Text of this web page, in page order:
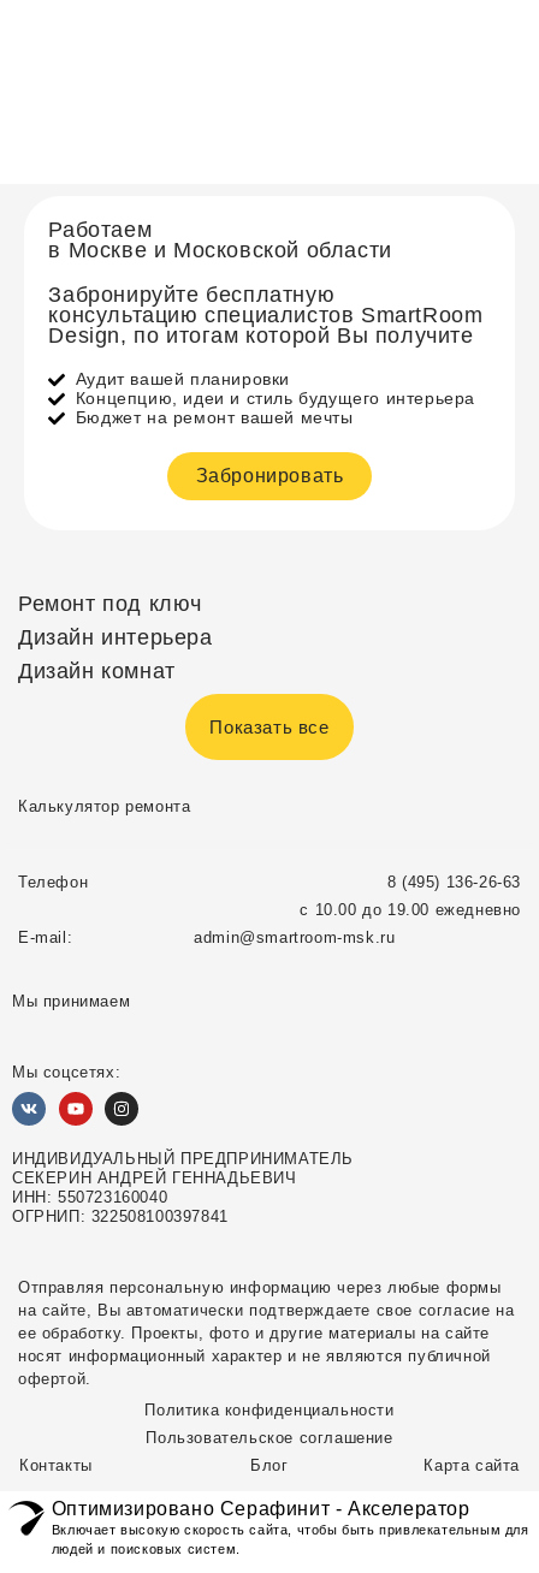
Работаем
в Москве и Московской области
Забронируйте бесплатную
консультацию специалистов SmartRoom
Design, по итогам которой Вы получите
Аудит вашей планировки
Концепцию, идеи и стиль будущего интерьера
Бюджет на ремонт вашей мечты
Забронировать
Ремонт под ключ
Дизайн интерьера
Дизайн комнат
Показать все
Калькулятор ремонта
Телефон
8 (495) 136-26-63
с 10.00 до 19.00 ежедневно
E-mail:
admin@smartroom-msk.ru
Мы принимаем
Мы соцсетях:
ИНДИВИДУАЛЬНЫЙ ПРЕДПРИНИМАТЕЛЬ
СЕКЕРИН АНДРЕЙ ГЕННАДЬЕВИЧ
ИНН: 550723160040
ОГРНИП: 322508100397841
Отправляя персональную информацию через любые формы
на сайте, Вы автоматически подтверждаете свое согласие на
ее обработку. Проекты, фото и другие материалы на сайте
носят информационный характер и не являются публичной
офертой.
Политика конфиденциальности
Пользовательское соглашение
Контакты
Блог Карта сайта
Оптимизировано Серафинит - Акселератор
Включает высокую скорость сайта, чтобы быть привлекательным для
людей и поисковых систем.